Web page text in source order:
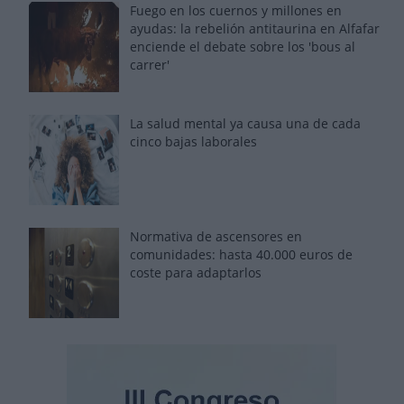
Fuego en los cuernos y millones en
ayudas: la rebelión antitaurina en Alfafar
enciende el debate sobre los 'bous al
carrer'
La salud mental ya causa una de cada
cinco bajas laborales
Normativa de ascensores en
comunidades: hasta 40.000 euros de
coste para adaptarlos